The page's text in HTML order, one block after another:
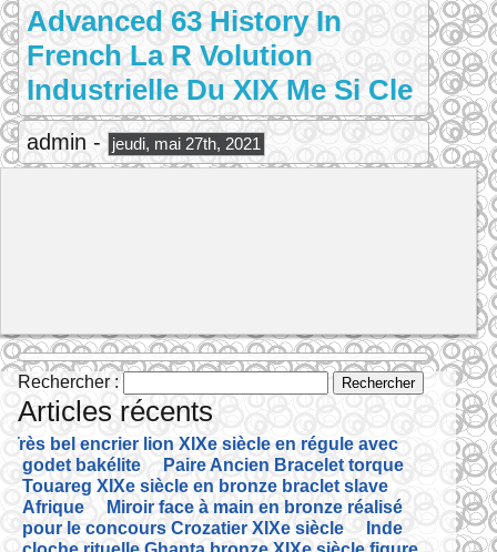
Advanced 63 History In
French La R Volution
Industrielle Du XIX Me Si Cle
admin - jeudi, mai 27th, 2021
Rechercher :
Articles récents
Très bel encrier lion XIXe siècle en régule avec
godet bakélite
Paire Ancien Bracelet torque
Touareg XIXe siècle en bronze braclet slave
Afrique
Miroir face à main en bronze réalisé
pour le concours Crozatier XIXe siècle
Inde